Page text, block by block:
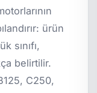
ürün
sınıfı,
belirtilir.
C250,